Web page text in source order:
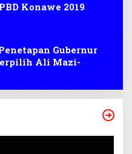
Konawe 2019
Gubernur
Ali Mazi-